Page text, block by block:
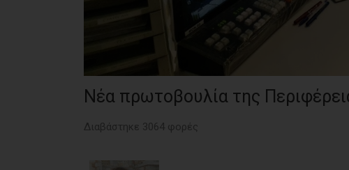
Νέα πρωτοβουλία της
Διαβάστηκε 3064 φορές